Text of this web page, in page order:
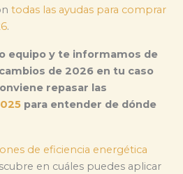
todas las ayudas para comprar
.
equipo y te informamos de
de 2026 en tu caso
repasar las
para entender de dónde
de eficiencia energética
en cuáles puedes aplicar